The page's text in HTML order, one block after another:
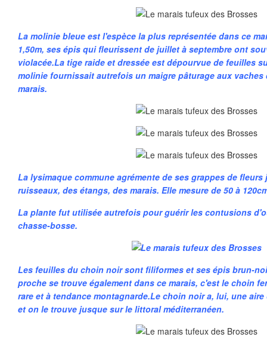
La molinie bleue est l'espèce la plus représentée dans ce
1,50m, ses épis qui fleurissent de juillet à septembre ont
violacée.La tige raide et dressée est dépourvue de feuilles
molinie fournissait autrefois un maigre pâturage aux
marais.
La lysimaque commune agrémente de ses grappes de
ruisseaux, des étangs, des marais. Elle mesure de 50 à
La plante fut utilisée autrefois pour guérir les contusions
chasse-bosse.
Les feuilles du choin noir sont filiformes et ses épis brun-
proche se trouve également dans ce marais, c'est le choin
rare et à tendance montagnarde.Le choin noir a, lui, une
et on le trouve jusque sur le littoral méditerranéen.